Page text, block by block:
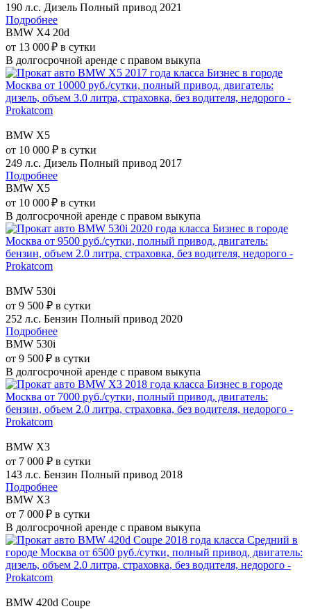
190 л.с. Дизель Полный привод 2021
Подробнее
BMW X4 20d
от 13 000 ₽ в сутки
В долгосрочной аренде с правом выкупа
BMW Х5
от 10 000 ₽ в сутки
249 л.с. Дизель Полный привод 2017
Подробнее
BMW Х5
от 10 000 ₽ в сутки
В долгосрочной аренде с правом выкупа
BMW 530i
от 9 500 ₽ в сутки
252 л.с. Бензин Полный привод 2020
Подробнее
BMW 530i
от 9 500 ₽ в сутки
В долгосрочной аренде с правом выкупа
BMW X3
от 7 000 ₽ в сутки
143 л.с. Бензин Полный привод 2018
Подробнее
BMW X3
от 7 000 ₽ в сутки
В долгосрочной аренде с правом выкупа
BMW 420d Coupe